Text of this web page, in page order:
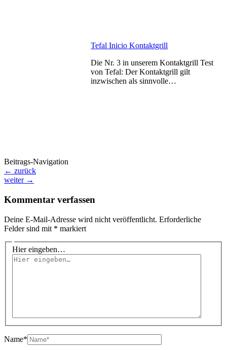
Tefal Inicio Kontaktgrill
Die Nr. 3 in unserem Kontaktgrill Test
von Tefal: Der Kontaktgrill gilt
inzwischen als sinnvolle…
Beitrags-Navigation
← zurück
weiter →
Kommentar verfassen
Deine E-Mail-Adresse wird nicht veröffentlicht. Erforderliche
Felder sind mit * markiert
Hier eingeben…
Name*